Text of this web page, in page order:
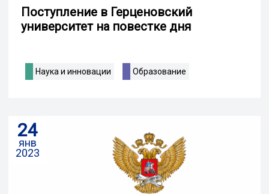
Поступление в Герценовский
университет на повестке дня
Наука и инновации Образование
24
янв
2023